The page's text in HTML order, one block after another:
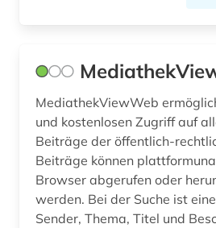
MediathekViewWeb
und kostenlosen Zugriff auf
Beiträge der öffentlich-
Beiträge können
Browser abgerufen oder
werden. Bei der Suche ist
Sender, Thema, Titel und